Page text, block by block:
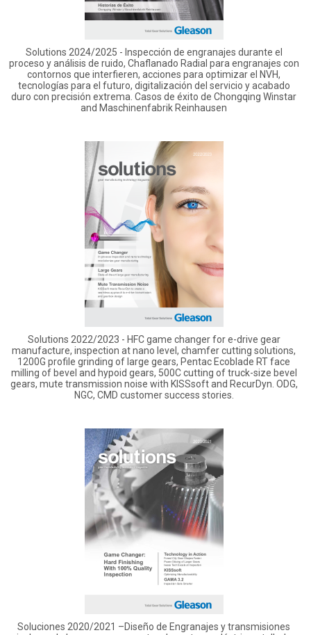
Solutions 2024/2025 - Inspección de engranajes durante el
proceso y análisis de ruido, Chaflanado Radial para engranajes con
contornos que interfieren, acciones para optimizar el NVH,
tecnologías para el futuro, digitalización del servicio y acabado
duro con precisión extrema. Casos de éxito de Chongqing Winstar
and Maschinenfabrik Reinhausen
Solutions 2022/2023 - HFC game changer for e-drive gear
manufacture, inspection at nano level, chamfer cutting solutions,
1200G profile grinding of large gears, Pentac Ecoblade RT face
milling of bevel and hypoid gears, 500C cutting of truck-size bevel
gears, mute transmission noise with KISSsoft and RecurDyn. ODG,
NGC, CMD customer success stories.
Soluciones 2020/2021 –Diseño de Engranajes y transmisiones